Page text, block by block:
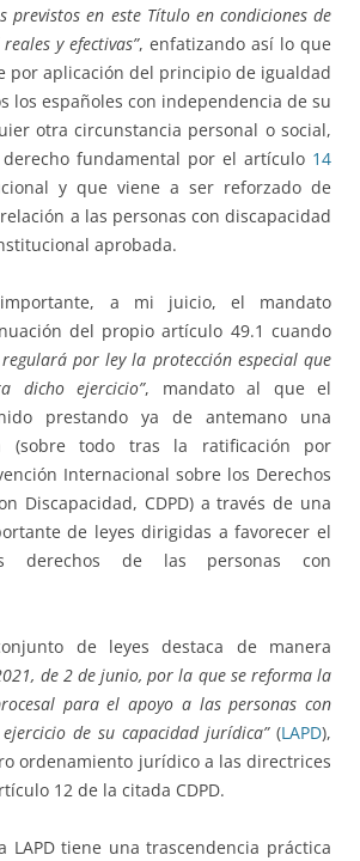
previstos en este Título en condiciones de
y efectivas”, enfatizando así lo que
por aplicación del principio de igualdad
los españoles con independencia de su
otra circunstancia personal o social,
derecho fundamental por el artículo 14
y que viene a ser reforzado de
a las personas con discapacidad
aprobada.
a mi juicio, el mandato
del propio artículo 49.1 cuando
regulará por ley la protección especial que
dicho ejercicio”, mandato al que el
prestando ya de antemano una
(sobre todo tras la ratificación por
Internacional sobre los Derechos
Discapacidad, CDPD) a través de una
de leyes dirigidas a favorecer el
derechos de las personas con
de leyes destaca de manera
de 2 de junio, por la que se reforma la
para el apoyo a las personas con
de su capacidad jurídica” (LAPD),
ordenamiento jurídico a las directrices
12 de la citada CDPD.
LAPD tiene una trascendencia práctica